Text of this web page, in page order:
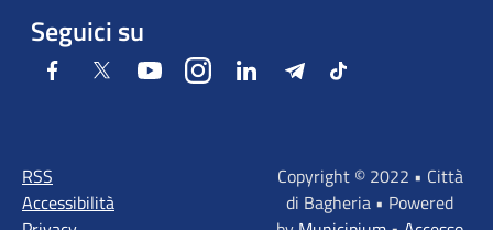
Seguici su
Facebook Twitter YoutubeInstagramLinkedIn TelegramTiktok
RSS
Accessibilità
Copyright © 2022 • Città
di Bagheria • Powered